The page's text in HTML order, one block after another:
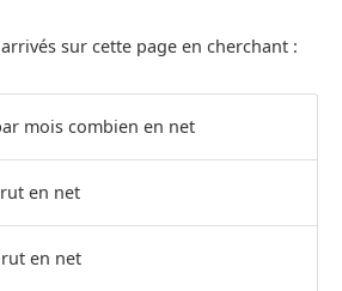
sur cette page en cherchant :
mois combien en net
en net
en net